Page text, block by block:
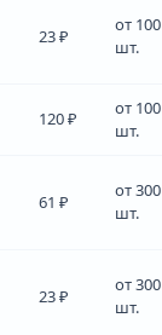
23 ₽
от 100
шт.
120 ₽
от 100
шт.
61 ₽
от 300
шт.
23 ₽
от 300
шт.